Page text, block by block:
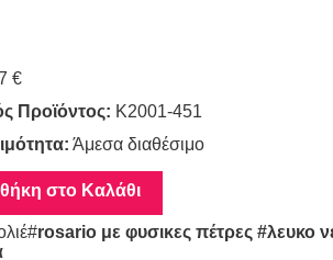
€
Προϊόντος: K2001-451
Άμεσα διαθέσιμο
στο Καλάθι
rosario με φυσικες πέτρες #λευκο